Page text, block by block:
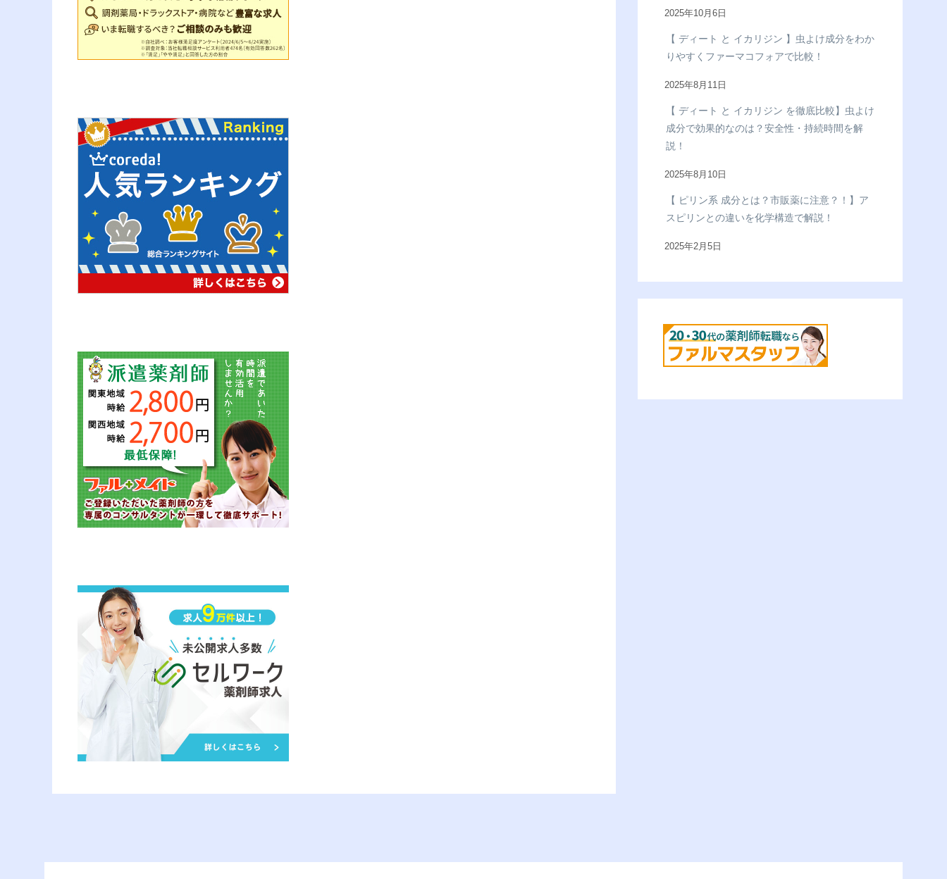
2025年10月6日
【 ディート と イカリジン 】虫よけ成分をわか
りやすくファーマコフォアで比較！
2025年8月11日
【 ディート と イカリジン を徹底比較】虫よけ
成分で効果的なのは？安全性・持続時間を解
説！
2025年8月10日
【 ピリン系 成分とは？市販薬に注意？！】ア
スピリンとの違いを化学構造で解説！
2025年2月5日